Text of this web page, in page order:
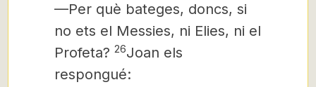
—Per què bateges, doncs, si
no ets el Messies, ni Elies, ni el
Profeta? 26Joan els
respongué: